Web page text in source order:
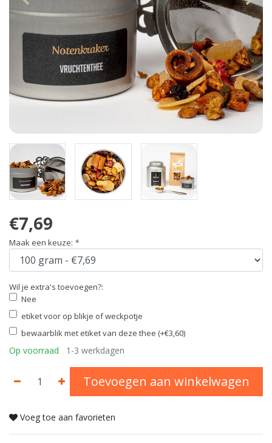
€7,69
Maak een keuze: *
Wil je extra's toevoegen?:
Nee
etiket voor op blikje of weckpotje
bewaarblik met etiket van deze thee (+€3,60)
Op voorraad 1-3 werkdagen
Toevoegen aan winkelwagen
Voeg toe aan favorieten